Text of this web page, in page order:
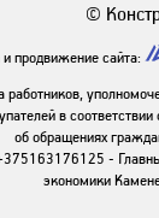
©
и продвижение сайта:
в соответствии
об обращениях
-
экономики